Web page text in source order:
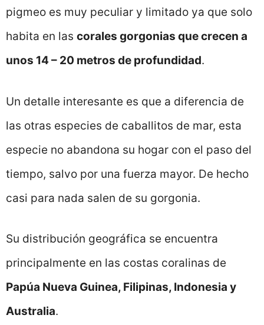
pigmeo es muy peculiar y limitado ya que solo
habita en las corales gorgonias que crecen a
unos 14 – 20 metros de profundidad.
Un detalle interesante es que a diferencia de
las otras especies de caballitos de mar, esta
especie no abandona su hogar con el paso del
tiempo, salvo por una fuerza mayor. De hecho
casi para nada salen de su gorgonia.
Su distribución geográfica se encuentra
principalmente en las costas coralinas de
Papúa Nueva Guinea, Filipinas, Indonesia y
Australia.